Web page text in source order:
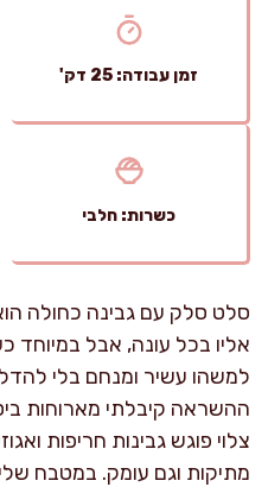
זמן עבודה: 25 דק'
כשרות: חלבי
סלט סלק עם גבינה כחולה
אליו בכל עונה, אבל
למשהו עשיר ומנחם בלי
ההשראה קיבלתי מארוחות
צלוי פוגש גבינות חריפות
מתיקות וגם עומק. במטבח